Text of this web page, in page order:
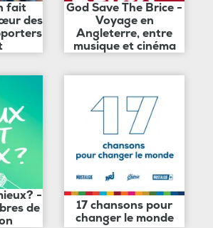
fait
des
God Save The Brice -
Voyage en
Angleterre, entre
musique et cinéma
-
de
17 chansons pour
changer le monde